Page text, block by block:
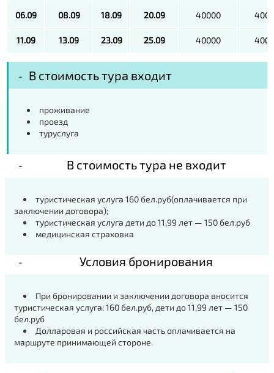
06.09 08.09 18.09 20.09 40000
11.09 13.09 23.09 25.09 40000
В стоимость тура входит
проживание
проезд
туруслуга
В стоимость тура не входит
туристическая услуга 160 бел.руб(оплачивается при
заключении договора);
туристическая услуга дети до 11,99 лет — 150 бел.руб
медицинская страховка
Условия бронирования
При бронировании и заключении договора вносится
туристическая услуга: 160 бел.руб, дети до 11,99 лет — 150
бел.руб
Долларовая и российская часть оплачивается на
маршруте принимающей стороне.